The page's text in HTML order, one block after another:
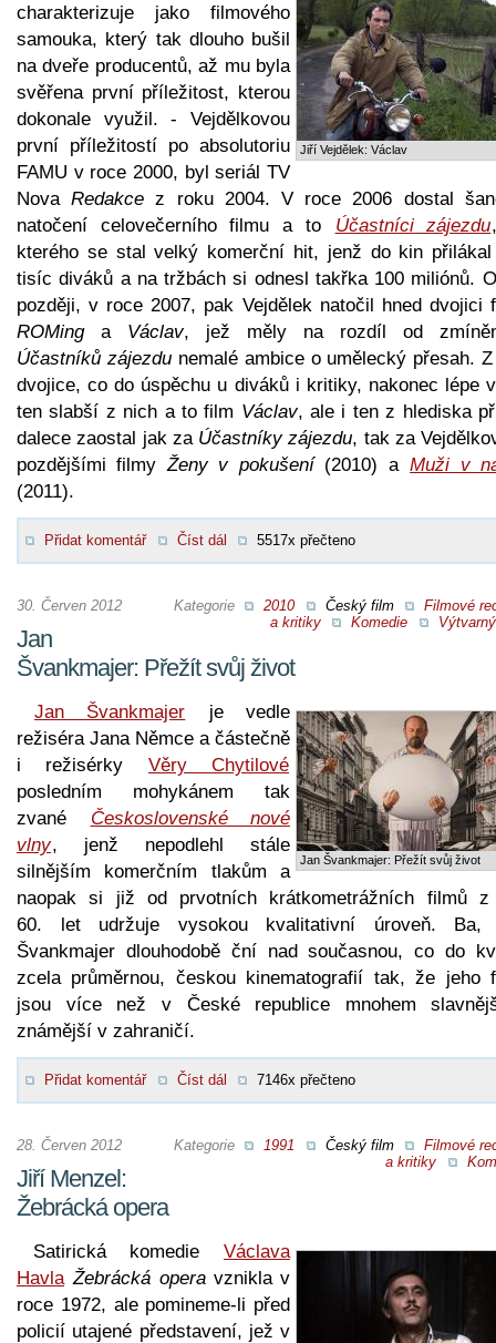
Jiří Vejdělek: Václav
charakterizuje jako filmového
samouka, který tak dlouho bušil
na dveře producentů, až mu byla
svěřena první příležitost, kterou
dokonale využil. - Vejdělkovou
první příležitostí po absolutoriu
FAMU v roce 2000, byl seriál TV
NovaRedakce z roku 2004. V roce 2006 dostal
natočení celovečerního filmu a to
Účastníci zájezdu
kterého se stal velký komerční hit, jenž do kin přilákal
tisíc diváků a na tržbách si odnesl takřka 100 miliónů.
později, v roce 2007, pak Vejdělek natočil hned dvojici
ROMinga Václav, jež měly na rozdíl od
Účastníků zájezdunemalé ambice o umělecký přesah.
dvojice, co do úspěchu u diváků i kritiky, nakonec lépe
ten slabší z nich a to film Václav, ale i ten z hlediska
dalece zaostal jak za Účastníky zájezdu, tak za
pozdějšími filmy Ženy v pokušení(2010) a Muži v
(2011).
Přidat komentář Číst dál 5517x přečteno
Kategorie 2010 Český film
Filmové
a kritiky
Komedie
30. Červen 2012
Jan
Švankmajer: Přežít svůj život
Jan Švankmajer: Přežít svůj život
Jan Švankmajer je vedle
režiséra Jana Němce a částečně
i režisérky Věry Chytilové
posledním mohykánem tak
zvané
Československé nové
vlny, jenž nepodlehl stále
silnějším komerčním tlakům a
naopak si již od prvotních krátkometrážních filmů z
60. let udržuje vysokou kvalitativní úroveň. Ba,
Švankmajer dlouhodobě ční nad současnou, co do
zcela průměrnou, českou kinematografií tak, že jeho
jsou více než v České republice mnohem
známější v zahraničí.
Přidat komentář Číst dál 7146x přečteno
Kategorie 1991 Český film
Filmové
a kritiky
28. Červen 2012
Jiří Menzel:
Žebrácká opera
Satirická komedie Václava
Havla Žebrácká operavznikla v
roce 1972, ale pomineme-li před
policií utajené představení, jež v